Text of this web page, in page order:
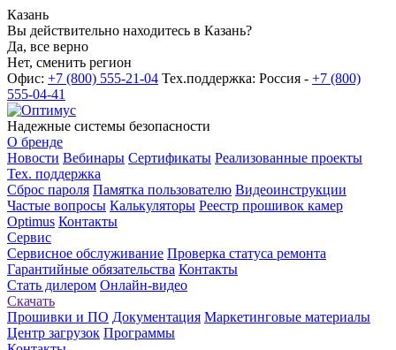
Казань
Вы действительно находитесь в Казань?
Да, все верно
Нет, сменить регион
Офис: +7 (800) 555-21-04 Тех.поддержка: Россия - +7 (800)
555-04-41
Надежные системы безопасности
О бренде
Новости Вебинары Сертификаты Реализованные проекты
Тех. поддержка
Сброс пароля Памятка пользователю Видеоинструкции
Частые вопросы Калькуляторы Реестр прошивок камер
Optimus Контакты
Сервис
Сервисное обслуживание Проверка статуса ремонта
Гарантийные обязательства Контакты
Стать дилером Онлайн-видео
Скачать
Прошивки и ПО Документация Маркетинговые материалы
Центр загрузок Программы